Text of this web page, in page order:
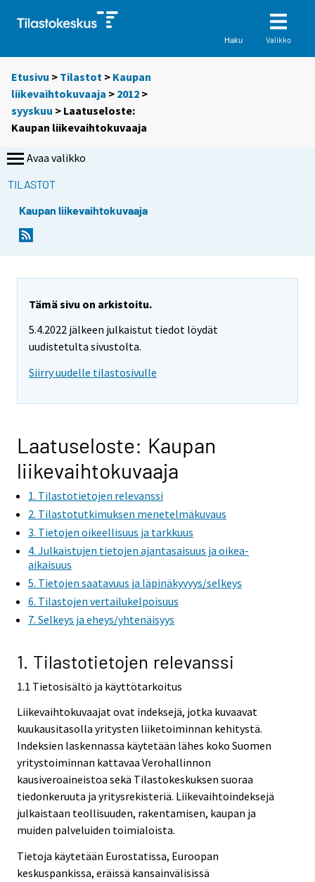
Haku Valikko
Etusivu > Tilastot > Kaupan
liikevaihtokuvaaja > 2012 >
syyskuu > Laatuseloste:
Kaupan liikevaihtokuvaaja
Avaa valikko
TILASTOT
Kaupan liikevaihtokuvaaja
Tämä sivu on arkistoitu.
5.4.2022 jälkeen julkaistut tiedot löydät
uudistetulta sivustolta.
Siirry uudelle tilastosivulle
Laatuseloste: Kaupan
liikevaihtokuvaaja
1. Tilastotietojen relevanssi
2. Tilastotutkimuksen menetelmäkuvaus
3. Tietojen oikeellisuus ja tarkkuus
4. Julkaistujen tietojen ajantasaisuus ja oikea-
aikaisuus
5. Tietojen saatavuus ja läpinäkyvyys/selkeys
6. Tilastojen vertailukelpoisuus
7. Selkeys ja eheys/yhtenäisyys
1. Tilastotietojen relevanssi
1.1 Tietosisältö ja käyttötarkoitus
Liikevaihtokuvaajat ovat indeksejä, jotka kuvaavat
kuukausitasolla yritysten liiketoiminnan kehitystä.
Indeksien laskennassa käytetään lähes koko Suomen
yritystoiminnan kattavaa Verohallinnon
kausiveroaineistoa sekä Tilastokeskuksen suoraa
tiedonkeruuta ja yritysrekisteriä. Liikevaihtoindeksejä
julkaistaan teollisuuden, rakentamisen, kaupan ja
muiden palveluiden toimialoista.
Tietoja käytetään Eurostatissa, Euroopan
keskuspankissa, eräissä kansainvälisissä